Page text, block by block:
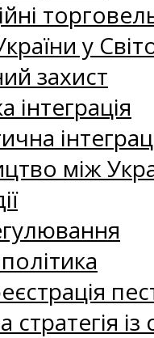
у
захист
інтеграція
між
стратегія